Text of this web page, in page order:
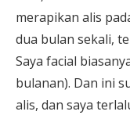
merapikan alis
dua bulan sekali,
Saya facial
bulanan). Dan ini
alis, dan saya